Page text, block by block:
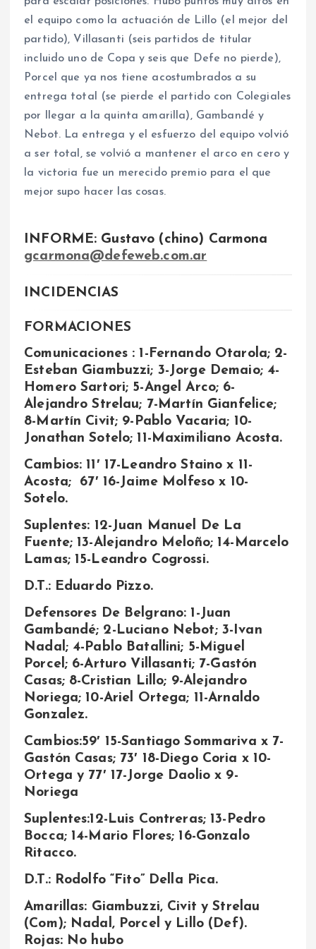
el equipo como la actuación de Lillo (el mejor del
partido), Villasanti (seis partidos de titular
incluido uno de Copa y seis que Defe no pierde),
Porcel que ya nos tiene acostumbrados a su
entrega total (se pierde el partido con Colegiales
por llegar a la quinta amarilla), Gambandé y
Nebot. La entrega y el esfuerzo del equipo volvió
a ser total, se volvió a mantener el arco en cero y
la victoria fue un merecido premio para el que
mejor supo hacer las cosas.
INFORME: Gustavo (chino) Carmona
gcarmona@defeweb.com.ar
INCIDENCIAS
FORMACIONES
Comunicaciones : 1-Fernando Otarola; 2-
Esteban Giambuzzi; 3-Jorge Demaio; 4-
Homero Sartori; 5-Angel Arco; 6-
Alejandro Strelau; 7-Martín Gianfelice;
8-Martín Civit; 9-Pablo Vacaria; 10-
Jonathan Sotelo; 11-Maximiliano Acosta.
Cambios: 11′ 17-Leandro Staino x 11-
Acosta; 67′ 16-Jaime Molfeso x 10-
Sotelo.
Suplentes: 12-Juan Manuel De La
Fuente; 13-Alejandro Meloño; 14-Marcelo
Lamas; 15-Leandro Cogrossi.
D.T.: Eduardo Pizzo.
Defensores De Belgrano: 1-Juan
Gambandé; 2-Luciano Nebot; 3-Ivan
Nadal; 4-Pablo Batallini; 5-Miguel
Porcel; 6-Arturo Villasanti; 7-Gastón
Casas; 8-Cristian Lillo; 9-Alejandro
Noriega; 10-Ariel Ortega; 11-Arnaldo
Gonzalez.
Cambios:59′ 15-Santiago Sommariva x 7-
Gastón Casas; 73′ 18-Diego Coria x 10-
Ortega y 77′ 17-Jorge Daolio x 9-
Noriega
Suplentes:12-Luis Contreras; 13-Pedro
Bocca; 14-Mario Flores; 16-Gonzalo
Ritacco.
D.T.: Rodolfo “Fito” Della Pica.
Amarillas: Giambuzzi, Civit y Strelau
(Com); Nadal, Porcel y Lillo (Def).
Rojas: No hubo